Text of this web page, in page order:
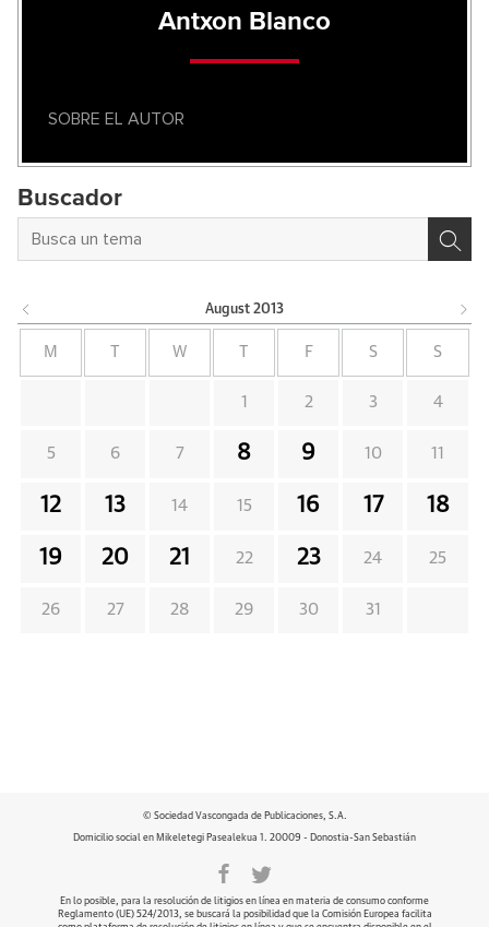
Antxon Blanco
SOBRE EL AUTOR
Buscador
August 2013
M W F S S
1 2 3 4
5 6 7 8 9 10 11
12 13 14 15 16 17 18
19 20 21 22 23 24 25
26 27 28 29 30 31
© Sociedad Vascongada de Publicaciones, S.A.
Domicilio social en Mikeletegi Pasealekua 1. 20009 - Donostia-San Sebastián
En lo posible, para la resolución de litigios en línea en materia de consumo conforme
Reglamento (UE) 524/2013, se buscará la posibilidad que la Comisión Europea facilita